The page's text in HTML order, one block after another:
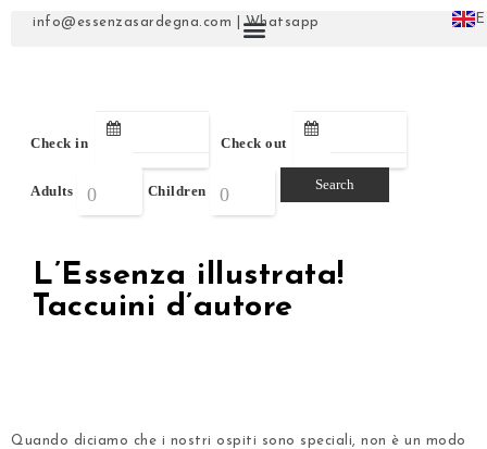
info@essenzasardegna.com |Whatsapp
Check in Check out
Adults Children
L’Essenza illustrata!
Taccuini d’autore
Quando diciamo che i nostri ospiti sono speciali, non è un modo